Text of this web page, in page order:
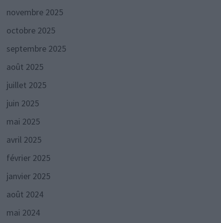
novembre 2025
octobre 2025
septembre 2025
août 2025
juillet 2025
juin 2025
mai 2025
avril 2025
février 2025
janvier 2025
août 2024
mai 2024